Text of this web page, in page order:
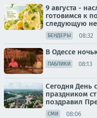
9 августа -
готовимся к
следующую
БЕНДЕРЫ 08:32
В Одессе
ПАБЛИКИ 08:13
Сегодня День
праздником
поздравил
СМИ 08:06